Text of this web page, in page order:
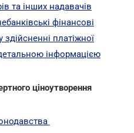
та інших надавачів
фінансові
платіжної
інформацією
ціноутворення